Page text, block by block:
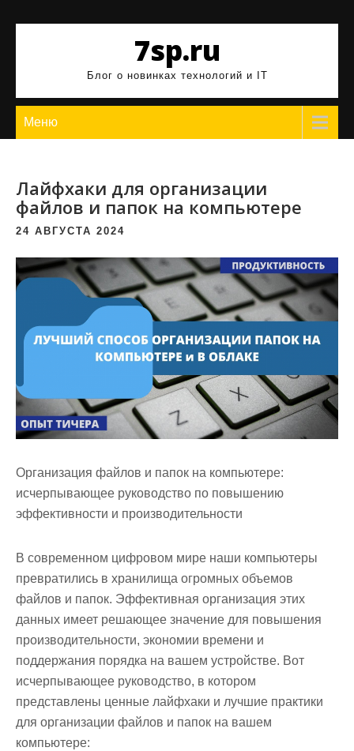
7sp.ru
Блог о новинках технологий и IT
Меню
Лайфхаки для организации
файлов и папок на компьютере
24 АВГУСТА 2024
Организация файлов и папок на компьютере:
исчерпывающее руководство по повышению
эффективности и производительности
В современном цифровом мире наши компьютеры
превратились в хранилища огромных объемов
файлов и папок. Эффективная организация этих
данных имеет решающее значение для повышения
производительности, экономии времени и
поддержания порядка на вашем устройстве. Вот
исчерпывающее руководство, в котором
представлены ценные лайфхаки и лучшие практики
для организации файлов и папок на вашем
компьютере: